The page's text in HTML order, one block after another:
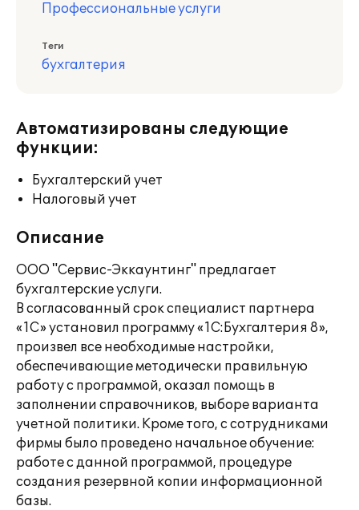
Профессиональные услуги
Теги
бухгалтерия
Автоматизированы следующие
функции:
Бухгалтерский учет
Налоговый учет
Описание
ООО "Сервис-Эккаунтинг" предлагает
бухгалтерские услуги.
В согласованный срок специалист партнера
«1С» установил программу «1С:Бухгалтерия 8»,
произвел все необходимые настройки,
обеспечивающие методически правильную
работу с программой, оказал помощь в
заполнении справочников, выборе варианта
учетной политики. Кроме того, с сотрудниками
фирмы было проведено начальное обучение:
работе с данной программой, процедуре
создания резервной копии информационной
базы.